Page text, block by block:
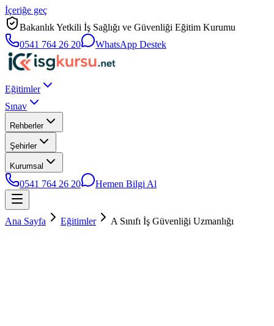
İçeriğe geç
Bakanlık Yetkili İş Sağlığı ve Güvenliği Eğitim Kurumu
0541 764 26 20
WhatsApp Destek
Eğitimler
Sınav
Rehberler
Şehirler
Kurumsal
0541 764 26 20 Hemen Bilgi Al
Ana Sayfa Eğitimler A Sınıfı İş Güvenliği Uzmanlığı